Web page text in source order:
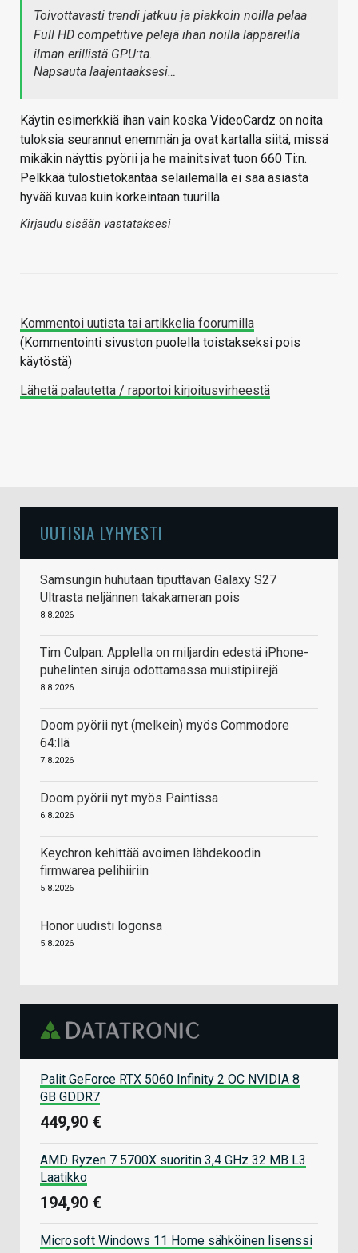
Toivottavasti trendi jatkuu ja piakkoin noilla pelaa
Full HD competitive pelejä ihan noilla läppäreillä
ilman erillistä GPU:ta.
Napsauta laajentaaksesi…
Käytin esimerkkiä ihan vain koska VideoCardz on noita
tuloksia seurannut enemmän ja ovat kartalla siitä, missä
mikäkin näyttis pyörii ja he mainitsivat tuon 660 Ti:n.
Pelkkää tulostietokantaa selailemalla ei saa asiasta
hyvää kuvaa kuin korkeintaan tuurilla.
Kirjaudu sisään vastataksesi
Kommentoi uutista tai artikkelia foorumilla
(Kommentointi sivuston puolella toistakseksi pois
käytöstä)
Lähetä palautetta / raportoi kirjoitusvirheestä
UUTISIA LYHYESTI
Samsungin huhutaan tiputtavan Galaxy S27
Ultrasta neljännen takakameran pois
8.8.2026
Tim Culpan: Applella on miljardin edestä iPhone-
puhelinten siruja odottamassa muistipiirejä
8.8.2026
Doom pyörii nyt (melkein) myös Commodore
64:llä
7.8.2026
Doom pyörii nyt myös Paintissa
6.8.2026
Keychron kehittää avoimen lähdekoodin
firmwarea pelihiiriin
5.8.2026
Honor uudisti logonsa
5.8.2026
Palit GeForce RTX 5060 Infinity 2 OC NVIDIA 8
GB GDDR7
449,90 €
AMD Ryzen 7 5700X suoritin 3,4 GHz 32 MB L3
Laatikko
194,90 €
Microsoft Windows 11 Home sähköinen lisenssi